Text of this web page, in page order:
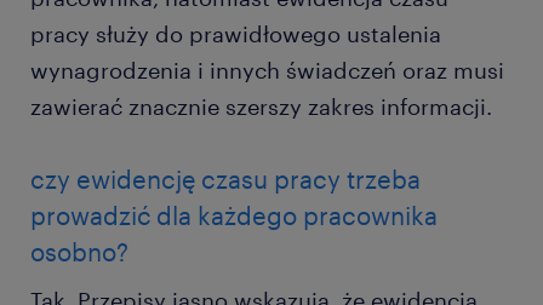
pracy służy do prawidłowego ustalenia
wynagrodzenia i innych świadczeń oraz musi
zawierać znacznie szerszy zakres informacji.
czy ewidencję czasu pracy trzeba
prowadzić dla każdego pracownika
osobno?